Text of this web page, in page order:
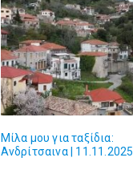
Μίλα μου για ταξίδια:
Ανδρίτσαινα | 11.11.2025